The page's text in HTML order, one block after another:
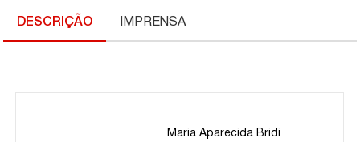
DESCRIÇÃO IMPRENSA
Maria Aparecida Bridi